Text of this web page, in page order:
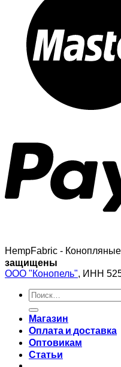
HempFabric -
защищены
ООО "Конопель", ИНН
Искать:
Магазин
Оплата и доставка
Оптовикам
Статьи